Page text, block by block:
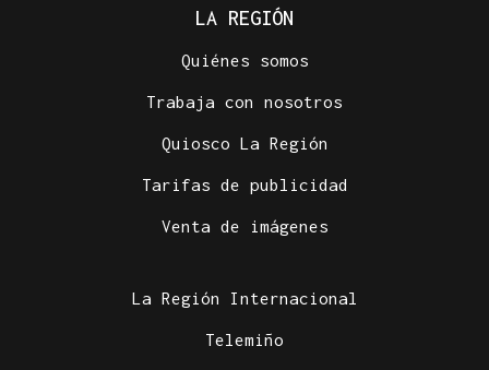
LA REGIÓN
Quiénes somos
Trabaja con nosotros
Quiosco La Región
Tarifas de publicidad
Venta de imágenes
La Región Internacional
Telemiño